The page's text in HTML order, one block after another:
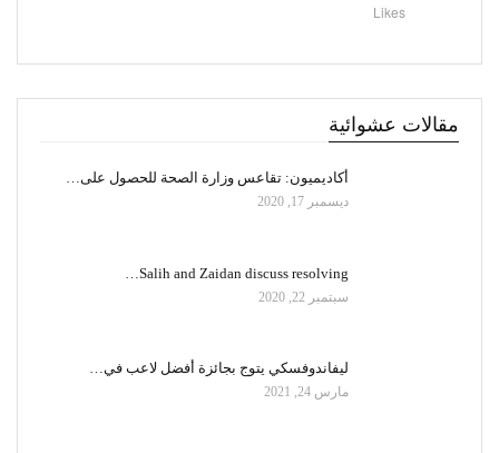
Likes
مقالات عشوائية
أكاديميون: تقاعس وزارة الصحة للحصول على…
ديسمبر 17, 2020
Salih and Zaidan discuss resolving…
سبتمبر 22, 2020
ليفاندوفسكي يتوج بجائزة أفضل لاعب في…
مارس 24, 2021